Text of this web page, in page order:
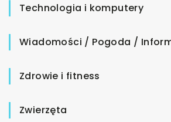
Technologia i komputery
Wiadomości / Pogoda /
Zdrowie i fitness
Zwierzęta